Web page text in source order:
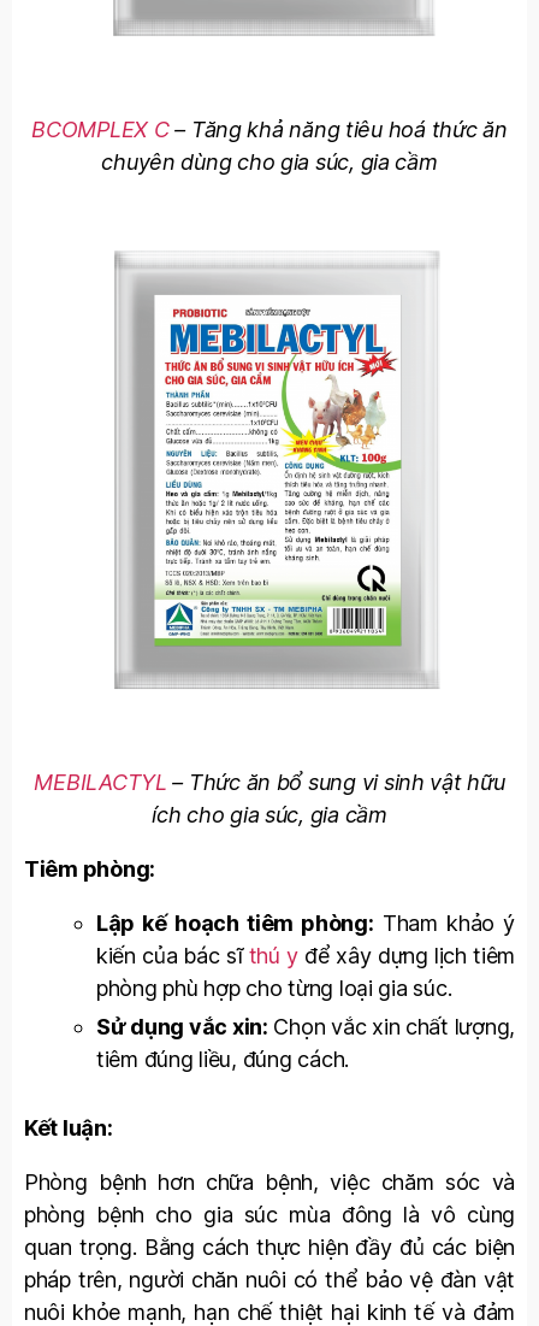
BCOMPLEX C– Tăng khả năng tiêu hoá thức ăn
chuyên dùng cho gia súc, gia cầm
MEBILACTYL – Thức ăn bổ sung vi sinh vật hữu
ích cho gia súc, gia cầm
Tiêm phòng:
Lập kế hoạch tiêm phòng: Tham khảo ý
kiến của bác sĩthú yđể xây dựng lịch tiêm
phòng phù hợp cho từng loại gia súc.
Sử dụng vắc xin: Chọn vắc xin chất lượng,
tiêm đúng liều, đúng cách.
Kết luận:
Phòng bệnh hơn chữa bệnh, việc chăm sóc và
phòng bệnh cho gia súc mùa đông là vô cùng
quan trọng. Bằng cách thực hiện đầy đủ các biện
pháp trên, người chăn nuôi có thể bảo vệ đàn vật
nuôi khỏe mạnh, hạn chế thiệt hại kinh tế và đảm